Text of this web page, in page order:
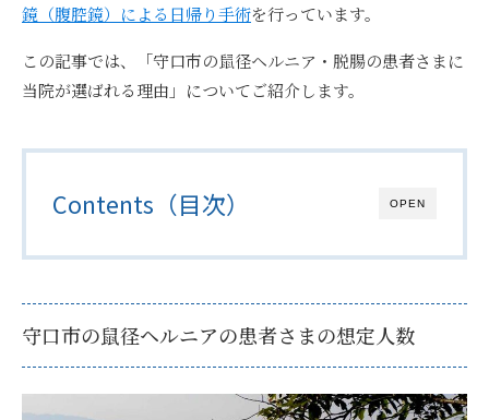
鏡（腹腔鏡）による日帰り手術を行っています。
この記事では、
「守口市の鼠径ヘルニア・脱腸の患者さまに
当院が選ばれる理由」 についてご紹介します。
OPEN
Contents（目次）
守口市の鼠径ヘルニアの患者さまの想定人数